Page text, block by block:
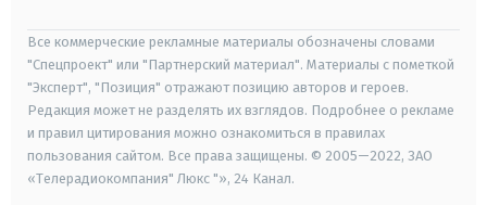
Все коммерческие рекламные материалы обозначены словами
"Спецпроект" или "Партнерский материал". Материалы с пометкой
"Эксперт", "Позиция" отражают позицию авторов и героев.
Редакция может не разделять их взглядов. Подробнее о рекламе
и правил цитирования можно ознакомиться в правилах
пользования сайтом. Все права защищены. © 2005—2022, ЗАО
«Телерадиокомпания" Люкс "», 24 Канал.